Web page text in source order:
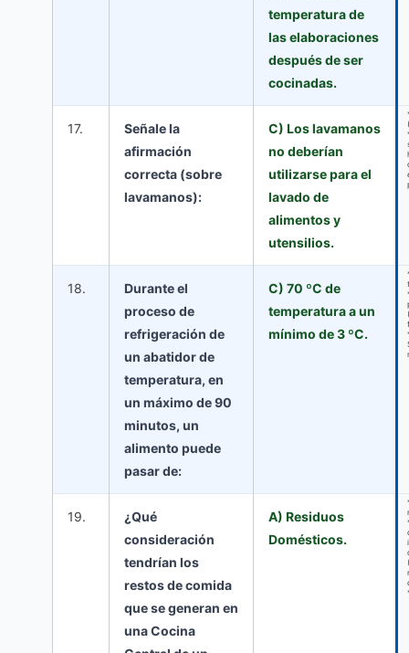
temperatura de
las elaboraciones
después de ser
cocinadas.
17.
Señale la
afirmación
correcta (sobre
lavamanos):
C) Los lavamanos
no deberían
utilizarse para el
lavado de
alimentos y
utensilios.
18.
Durante el
proceso de
refrigeración de
un abatidor de
temperatura, en
un máximo de 90
minutos, un
alimento puede
pasar de:
C) 70 ºC de
temperatura a un
mínimo de 3 ºC.
19.
¿Qué
consideración
tendrían los
restos de comida
que se generan en
una Cocina
A) Residuos
Domésticos.